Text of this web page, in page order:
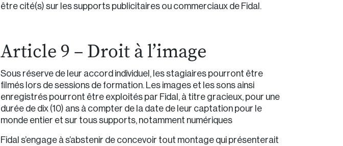
être cité(s) sur les supports publicitaires ou commerciaux de Fidal.
Article 9 – Droit à l’image
Sous réserve de leur accord individuel, les stagiaires pourront être
filmés lors de sessions de formation. Les images et les sons ainsi
enregistrés pourront être exploités par Fidal, à titre gracieux, pour une
durée de dix (10) ans à compter de la date de leur captation pour le
monde entier et sur tous supports, notamment numériques
Fidal s’engage à s’abstenir de concevoir tout montage qui présenterait